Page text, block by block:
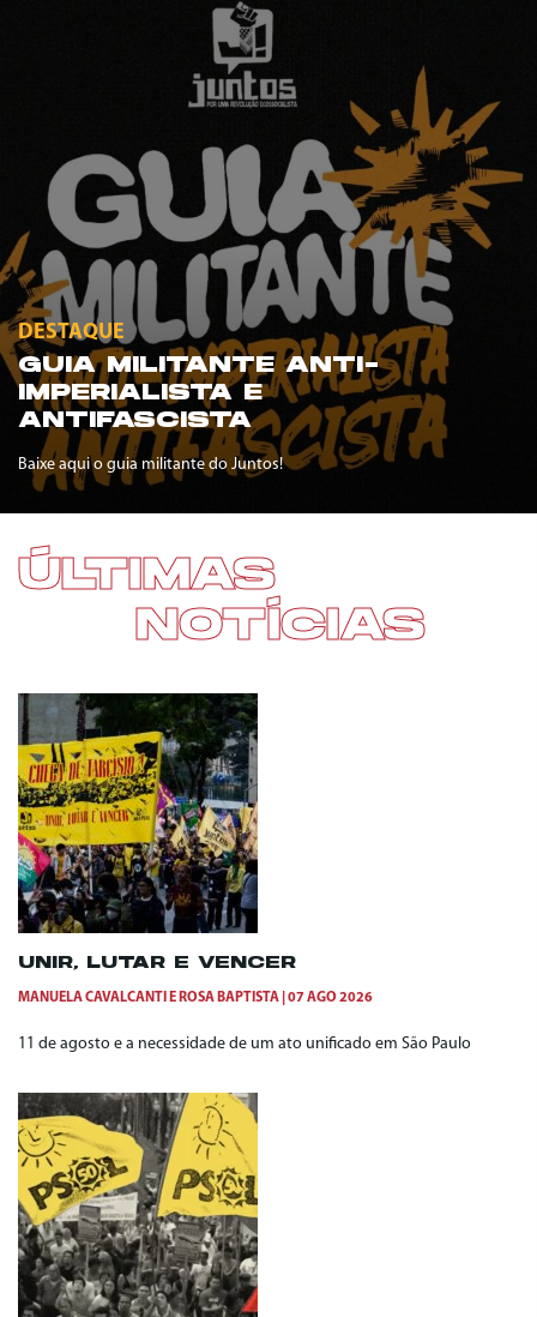
DESTAQUE
GUIA MILITANTE ANTI-
IMPERIALISTA E
ANTIFASCISTA
Baixe aqui o guia militante do Juntos!
ÚLTIMAS
NOTÍCIAS
UNIR, LUTAR E VENCER
MANUELA CAVALCANTI E ROSA BAPTISTA 07 AGO 2026
11 de agosto e a necessidade de um ato unificado em São Paulo